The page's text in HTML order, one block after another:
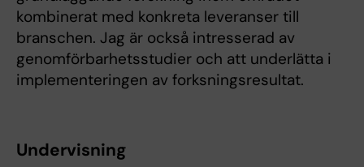
kombinerat med konkreta leveranser till
branschen. Jag är också intresserad av
genomförbarhetsstudier och att underlätta i
implementeringen av forksningsresultat.
Undervisning